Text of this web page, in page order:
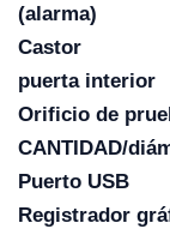
(alarma)
Castor
puerta interior
Orificio de
CANTIDAD/
Puerto USB
Registrador